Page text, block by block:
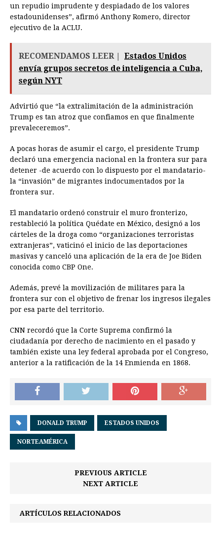
un repudio imprudente y despiadado de los valores
estadounidenses”, afirmó Anthony Romero, director
ejecutivo de la ACLU.
RECOMENDAMOS LEER |
Estados Unidos
envía grupos secretos de inteligencia a Cuba,
según NYT
Advirtió que “la extralimitación de la administración
Trump es tan atroz que confiamos en que finalmente
prevaleceremos”.
A pocas horas de asumir el cargo, el presidente Trump
declaró una emergencia nacional en la frontera sur para
detener -de acuerdo con lo dispuesto por el mandatario-
la “invasión” de migrantes indocumentados por la
frontera sur.
El mandatario ordenó construir el muro fronterizo,
restableció la política Quédate en México, designó a los
cárteles de la droga como “organizaciones terroristas
extranjeras”, vaticinó el inicio de las deportaciones
masivas y canceló una aplicación de la era de Joe Biden
conocida como CBP One.
Además, prevé la movilización de militares para la
frontera sur con el objetivo de frenar los ingresos ilegales
por esa parte del territorio.
CNN recordó que la Corte Suprema confirmó la
ciudadanía por derecho de nacimiento en el pasado y
también existe una ley federal aprobada por el Congreso,
anterior a la ratificación de la 14 Enmienda en 1868.
DONALD TRUMP ESTADOS UNIDOS
NORTEAMÉRICA
PREVIOUS ARTICLE
NEXT ARTICLE
ARTÍCULOS RELACIONADOS